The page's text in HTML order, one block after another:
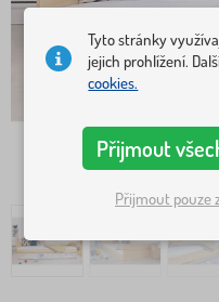
Tyto stránky
jejich prohlížení.
cookies.
Přijmout
Přijmout pouze